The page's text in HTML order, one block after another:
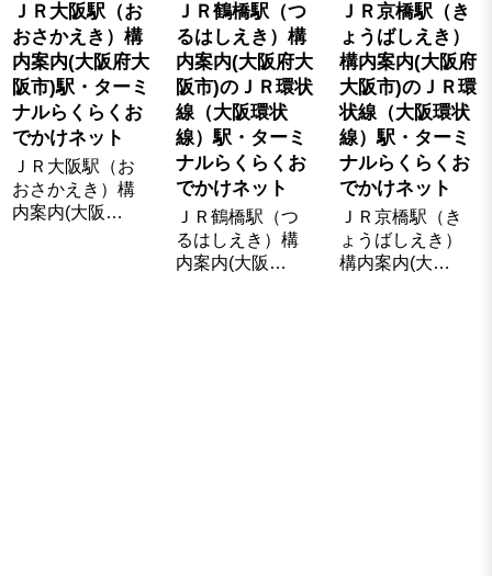
ＪＲ大阪駅（お
おさかえき）構
内案内(大阪府大
阪市)駅・ターミ
ナルらくらくお
でかけネット
ＪＲ大阪駅（お
おさかえき）構
内案内(大阪…
ＪＲ鶴橋駅（つ
るはしえき）構
内案内(大阪府大
阪市)のＪＲ環状
線（大阪環状
線）駅・ターミ
ナルらくらくお
でかけネット
ＪＲ鶴橋駅（つ
るはしえき）構
内案内(大阪…
ＪＲ京橋駅（き
ょうばしえき）
構内案内(大阪府
大阪市)のＪＲ環
状線（大阪環状
線）駅・ターミ
ナルらくらくお
でかけネット
ＪＲ京橋駅（き
ょうばしえき）
構内案内(大…